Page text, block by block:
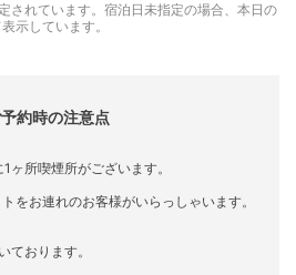
されています。宿泊日未指定の場合、本日の
示しています。
約時の注意点
ヶ所喫煙所がございます。
をお連れのお客様がいらっしゃいます。
ております。